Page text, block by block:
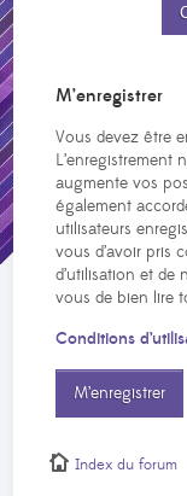
M’enregistrer
Vous devez être
L’enregistrement
augmente vos
également
utilisateurs
vous d’avoir pris
d’utilisation et de
vous de bien lire
Conditions
M’enregistrer
Index du forum